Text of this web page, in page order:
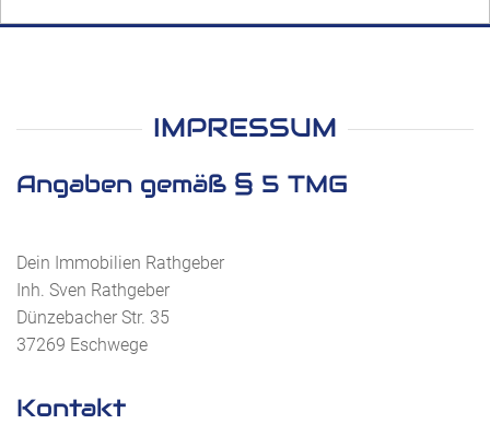
IMPRESSUM
Angaben gemäß § 5 TMG
Dein Immobilien Rathgeber
Inh. Sven Rathgeber
Dünzebacher Str. 35
37269 Eschwege
Kontakt